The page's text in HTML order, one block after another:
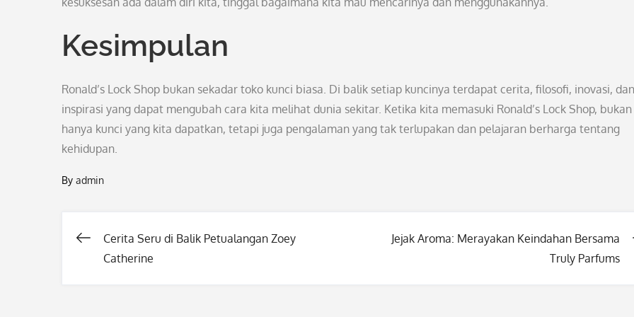
Kesimpulan
Ronald’s Lock Shop bukan sekadar toko kunci biasa. Di balik setiap kuncinya terdapat cerita, filosofi, inovasi, dan
inspirasi yang dapat mengubah cara kita melihat dunia sekitar. Ketika kita memasuki Ronald’s Lock Shop, bukan
hanya kunci yang kita dapatkan, tetapi juga pengalaman yang tak terlupakan dan pelajaran berharga tentang
kehidupan.
By admin
Post
Cerita Seru di Balik Petualangan Zoey
Catherine
Jejak Aroma: Merayakan Keindahan Bersama
Truly Parfums